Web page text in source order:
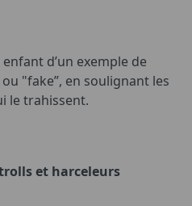
d’un exemple de
"fake”, en soulignant les
le trahissent.
et harceleurs